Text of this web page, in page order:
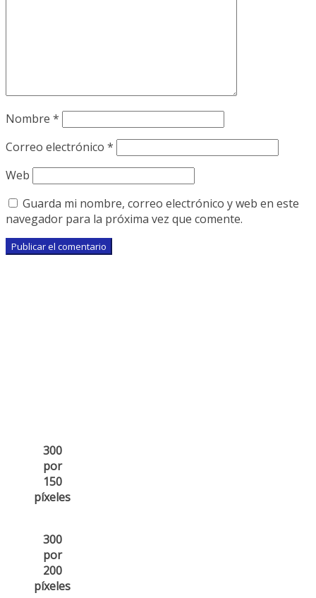
Nombre *
Correo electrónico *
Web
Guarda mi nombre, correo electrónico y web en este
navegador para la próxima vez que comente.
300
por
150
píxeles
300
por
200
píxeles